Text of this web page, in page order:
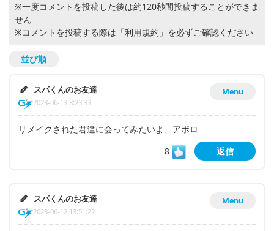
※一度コメントを投稿した後は約120秒間投稿することができま
せん
※コメントを投稿する際は 「利用規約」 を必ずご確認ください
並び順
Menu
スパくんのお友達
2023-06-13 8:23:33
リメイクされた君達に会ってみたいよ、アポロ
8
返信
Menu
スパくんのお友達
2023-06-12 13:51:22